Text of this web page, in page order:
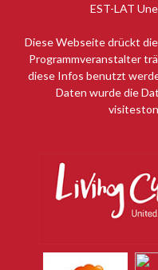
EST-LAT
Diese Webseite drückt
Programmveranstalter
diese Infos benutzt
Daten wurde die